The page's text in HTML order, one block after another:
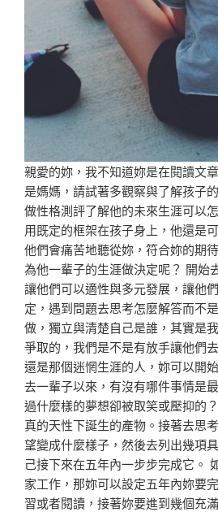
親愛的妳，我不知道妳是在閱讀文
是媽媽，請試著多觀察與了解孩子
做性格測評了解他的未來生涯可以
用既定的框架在孩子身上，他還是
他們會痛苦地聽從妳，符合妳的期
為他一輩子的生涯做決定呢？ 開始
讓他們可以適性與多元發展，讓他
定，遇到問題去思考怎麼解答而不
做，獨立與清楚自己是誰，其實是
爭取的，我們是不是有放手讓他們
還是那個迷惘生涯的人，妳可以開
去一輩子以來，有沒有哪件事情是
過什麼樣的夢想卻被取笑或壓抑的
真的天性下誕生的產物。接著去思
望變成什麼樣子，然後去列出幾項
己接下來在五年內一步步完成它。
家工作，那妳可以設定五年內妳要
習或者閱讀，接著妳要進到幾個充